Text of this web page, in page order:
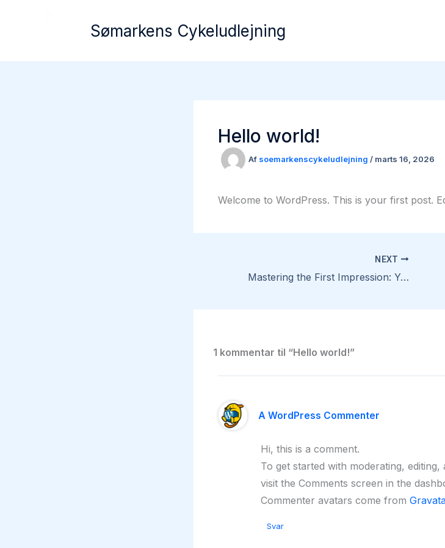
Sømarkens Cykeludlejning
Hello world!
Af soemarkenscykeludlejning / marts 16, 2026
Welcome to WordPress. This is your first post.
NEXT
Mastering the First Impression: Your intriguing post title goes here
1 kommentar til “Hello world!”
A WordPress Commenter
Hi, this is a comment.
To get started with moderating,
visit the Comments screen in the
Commenter avatars come from
Svar